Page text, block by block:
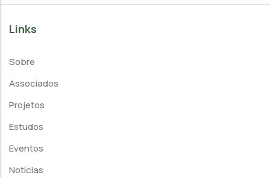
Links
Sobre
Associados
Projetos
Estudos
Eventos
Notícias